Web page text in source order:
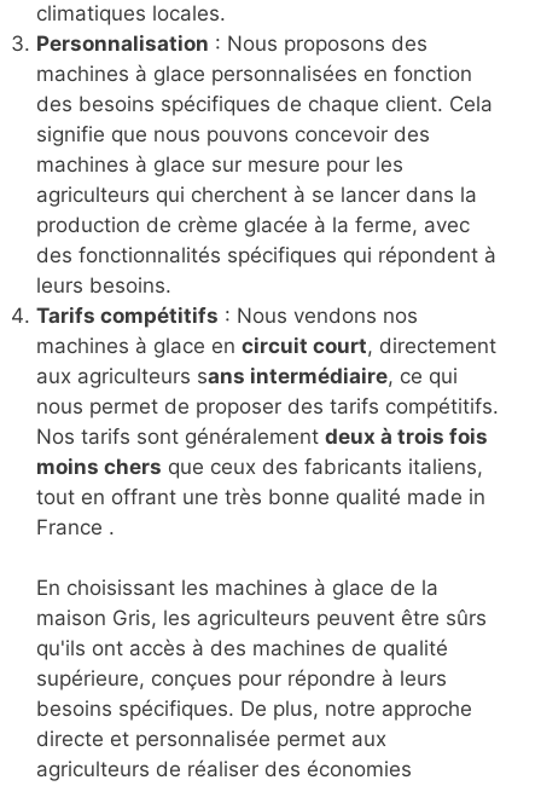
climatiques locales.
Personnalisation : Nous proposons des
machines à glace personnalisées en fonction
des besoins spécifiques de chaque client. Cela
signifie que nous pouvons concevoir des
machines à glace sur mesure pour les
agriculteurs qui cherchent à se lancer dans la
production de crème glacée à la ferme, avec
des fonctionnalités spécifiques qui répondent à
leurs besoins.
Tarifs compétitifs : Nous vendons nos
machines à glace en circuit court, directement
aux agriculteurs sans intermédiaire, ce qui
nous permet de proposer des tarifs compétitifs.
Nos tarifs sont généralement deux à trois fois
moins chers que ceux des fabricants italiens,
tout en offrant une très bonne qualité made in
France .
En choisissant les machines à glace de la
maison Gris, les agriculteurs peuvent être sûrs
qu'ils ont accès à des machines de qualité
supérieure, conçues pour répondre à leurs
besoins spécifiques. De plus, notre approche
directe et personnalisée permet aux
agriculteurs de réaliser des économies